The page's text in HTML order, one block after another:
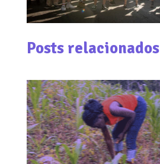
Posts relacionados